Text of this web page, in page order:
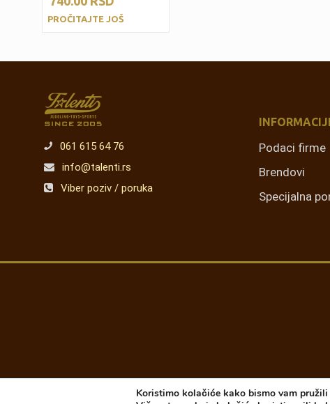
PROČITAJTE JOŠ
061 615 64 76
info@talenti.rs
Viber poziv / poruka
Podaci firme
Brendovi
Specijalna
Koristimo kolačiće kako bismo vam